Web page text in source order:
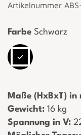
Artikelnummer
Farbe Schwarz
Maße (HxBxT) in
Gewicht: ­ 16 kg
Spannung in V: